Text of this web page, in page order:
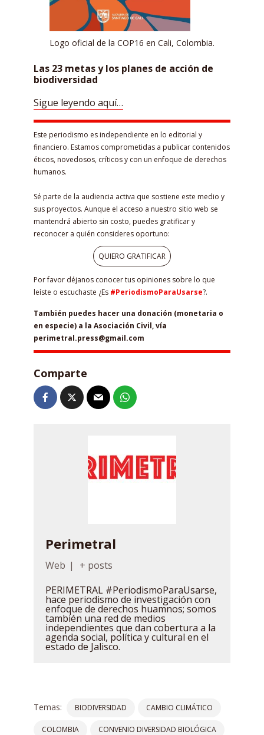
Logo oficial de la COP16 en Cali, Colombia.
Las 23 metas y los planes de acción de
biodiversidad
Sigue leyendo aquí…
Este periodismo es independiente en lo editorial y
financiero. Estamos comprometidas a publicar contenidos
éticos, novedosos, críticos y con un enfoque de derechos
humanos.
Sé parte de la audiencia activa que sostiene este medio y
sus proyectos. Aunque el acceso a nuestro sitio web se
mantendrá abierto sin costo, puedes gratificar y
reconocer a quién consideres oportuno:
QUIERO GRATIFICAR
Por favor déjanos conocer tus opiniones sobre lo que
leíste o escuchaste ¿Es #PeriodismoParaUsarse?.
También puedes hacer una donación (monetaria o
en especie) a la Asociación Civil, vía
perimetral.press@gmail.com
Comparte
Perimetral
Web |
+ posts
PERIMETRAL #PeriodismoParaUsarse,
hace periodismo de investigación con
enfoque de derechos huamnos; somos
también una red de medios
independientes que dan cobertura a la
agenda social, política y cultural en el
estado de Jalisco.
Temas: BIODIVERSIDAD CAMBIO CLIMÁTICO
COLOMBIA CONVENIO DIVERSIDAD BIOLÓGICA